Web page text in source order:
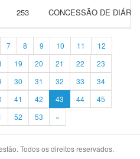
253 CONCESSÃO DE
7 8 9 10 11
12
19 20 21 22
23
30 31 32 33
34
41 42 43 44
45
52 53 »
Todos os direitos reservados.